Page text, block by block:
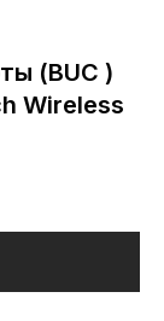
(BUC )
Wireless